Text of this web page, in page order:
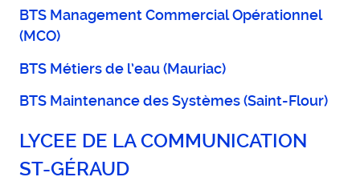
BTS Management Commercial Opérationnel
(MCO)
BTS Métiers de l’eau (Mauriac)
BTS Maintenance des Systèmes (Saint-Flour)
LYCEE DE LA COMMUNICATION
ST-GÉRAUD